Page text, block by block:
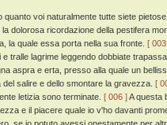
voi naturalmente tutte siete
dolorosa ricordazione della pestifera
la quale essa porta nella sua fronte. [
tralle lagrime leggendo dobbiate
aspra e erta, presso alla quale un
salire e dello smontare la gravezza. [
letizia sono terminate. [ 006 ]A questa
e il piacere quale io v'ho davanti